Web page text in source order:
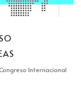
Internacional